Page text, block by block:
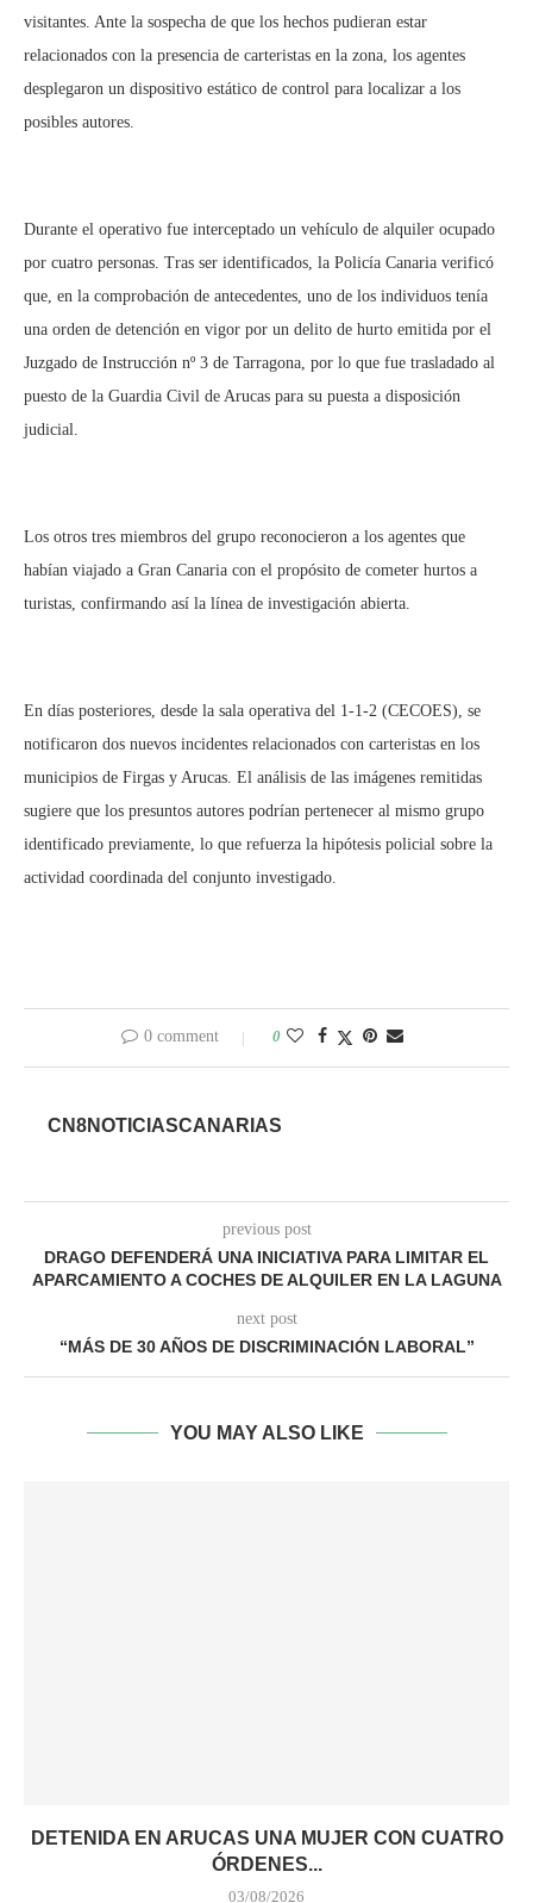
visitantes. Ante la sospecha de que los hechos pudieran estar
relacionados con la presencia de carteristas en la zona, los agentes
desplegaron un dispositivo estático de control para localizar a los
posibles autores.
Durante el operativo fue interceptado un vehículo de alquiler ocupado
por cuatro personas. Tras ser identificados, la Policía Canaria verificó
que, en la comprobación de antecedentes, uno de los individuos tenía
una orden de detención en vigor por un delito de hurto emitida por el
Juzgado de Instrucción nº 3 de Tarragona, por lo que fue trasladado al
puesto de la Guardia Civil de Arucas para su puesta a disposición
judicial.
Los otros tres miembros del grupo reconocieron a los agentes que
habían viajado a Gran Canaria con el propósito de cometer hurtos a
turistas, confirmando así la línea de investigación abierta.
En días posteriores, desde la sala operativa del 1-1-2 (CECOES), se
notificaron dos nuevos incidentes relacionados con carteristas en los
municipios de Firgas y Arucas. El análisis de las imágenes remitidas
sugiere que los presuntos autores podrían pertenecer al mismo grupo
identificado previamente, lo que refuerza la hipótesis policial sobre la
actividad coordinada del conjunto investigado.
0 comment 0
CN8NOTICIASCANARIAS
previous post
DRAGO DEFENDERÁ UNA INICIATIVA PARA LIMITAR EL
APARCAMIENTO A COCHES DE ALQUILER EN LA LAGUNA
next post
“MÁS DE 30 AÑOS DE DISCRIMINACIÓN LABORAL”
YOU MAY ALSO LIKE
DETENIDA EN ARUCAS UNA MUJER CON CUATRO
ÓRDENES...
03/08/2026